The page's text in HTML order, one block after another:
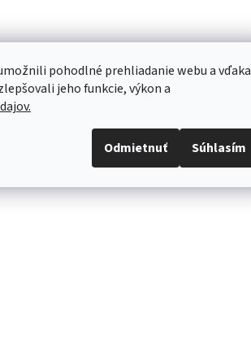
pohodlné prehliadanie webu a vďaka
jeho funkcie, výkon a
Odmietnuť Súhlasím